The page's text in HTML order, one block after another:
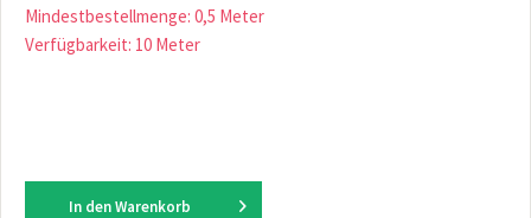
Mindestbestellmenge: 0,5 Meter
Verfügbarkeit: 10 Meter
In den Warenkorb